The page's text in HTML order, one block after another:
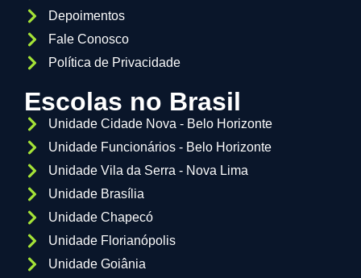
Depoimentos
Fale Conosco
Política de Privacidade
Escolas no Brasil
Unidade Cidade Nova - Belo Horizonte
Unidade Funcionários - Belo Horizonte
Unidade Vila da Serra - Nova Lima
Unidade Brasília
Unidade Chapecó
Unidade Florianópolis
Unidade Goiânia